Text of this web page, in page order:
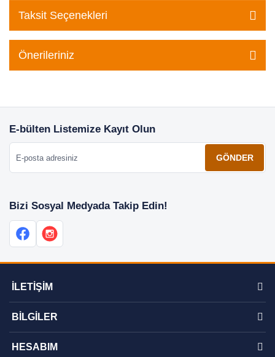
Taksit Seçenekleri
Önerileriniz
E-bülten Listemize Kayıt Olun
GÖNDER
Bizi Sosyal Medyada Takip Edin!
İLETİŞİM
BİLGİLER
HESABIM